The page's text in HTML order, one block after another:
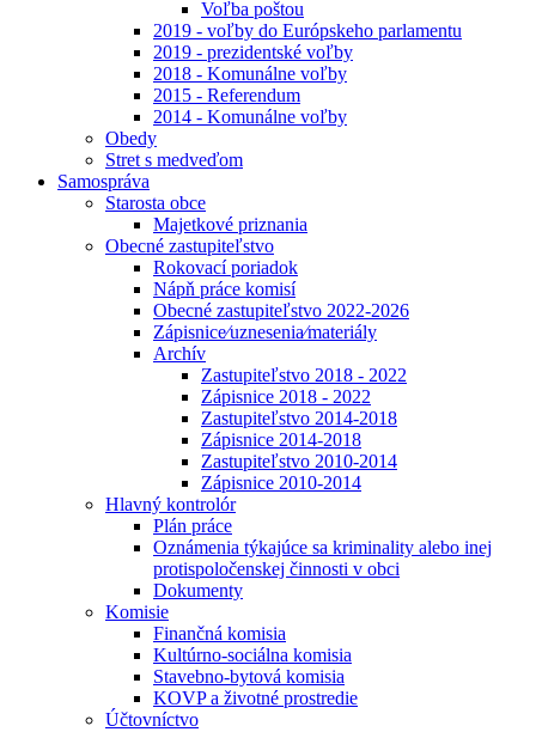
Voľba poštou
2019 - voľby do Európskeho parlamentu
2019 - prezidentské voľby
2018 - Komunálne voľby
2015 - Referendum
2014 - Komunálne voľby
Obedy
Stret s medveďom
Samospráva
Starosta obce
Majetkové priznania
Obecné zastupiteľstvo
Rokovací poriadok
Nápň práce komisí
Obecné zastupiteľstvo 2022-2026
Zápisnice⁄uznesenia⁄materiály
Archív
Zastupiteľstvo 2018 - 2022
Zápisnice 2018 - 2022
Zastupiteľstvo 2014-2018
Zápisnice 2014-2018
Zastupiteľstvo 2010-2014
Zápisnice 2010-2014
Hlavný kontrolór
Plán práce
Oznámenia týkajúce sa kriminality alebo inej
protispoločenskej činnosti v obci
Dokumenty
Komisie
Finančná komisia
Kultúrno-sociálna komisia
Stavebno-bytová komisia
KOVP a životné prostredie
Účtovníctvo